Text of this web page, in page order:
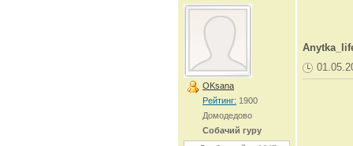
OKsana
Рейтинг: 1900
Домодедово
Собачий гуру